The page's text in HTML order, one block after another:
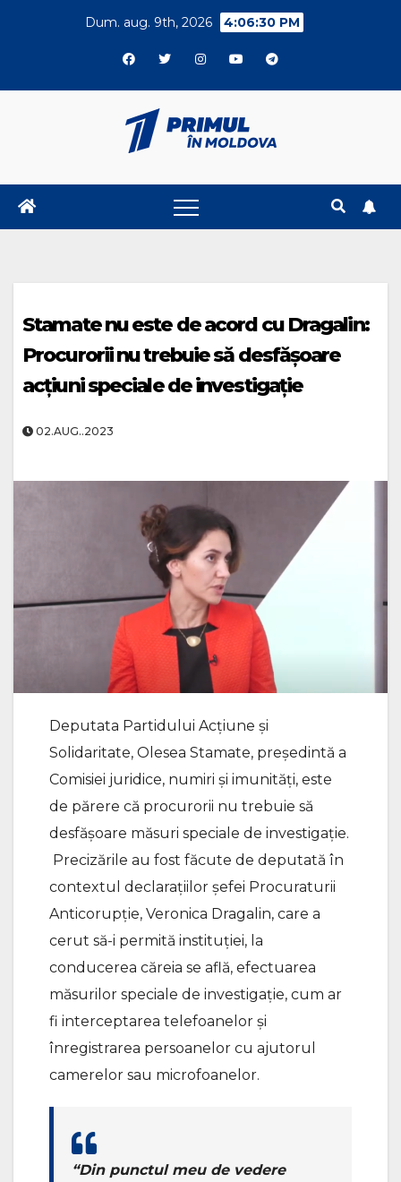
Dum. aug. 9th, 2026 4:06:31 PM
Stamate nu este de acord cu Dragalin:
Procurorii nu trebuie să desfășoare
acțiuni speciale de investigație
02.AUG..2023
Deputata Partidului Acțiune și
Solidaritate, Olesea Stamate, președintă a
Comisiei juridice, numiri și imunități, este
de părere că procurorii nu trebuie să
desfășoare măsuri speciale de investigație.
Precizările au fost făcute de deputată în
contextul declarațiilor șefei Procuraturii
Anticorupție, Veronica Dragalin, care a
cerut să-i permită instituției, la
conducerea căreia se află, efectuarea
măsurilor speciale de investigație, cum ar
fi interceptarea telefoanelor și
înregistrarea persoanelor cu ajutorul
camerelor sau microfoanelor.
“Din punctul meu de vedere